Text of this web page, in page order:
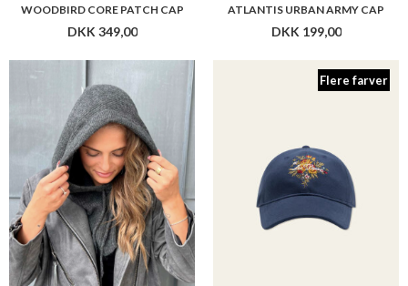
WOODBIRD CORE PATCH CAP
DKK 349,00
ATLANTIS URBAN ARMY CAP
DKK 199,00
Flere farver